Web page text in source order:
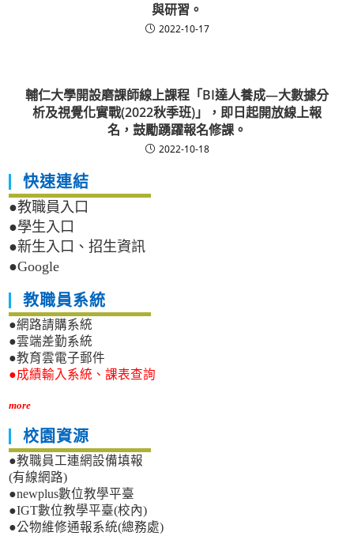
與研習。
2022-10-17
輔仁大學開設磨課師線上課程「BI達人養成―大數據分
析及視覺化實戰(2022秋季班)」，即日起開放線上報
名，鼓勵踴躍報名修課。
2022-10-18
快速連結
●教職員入口
●學生入口
●新生入口、招生資訊
●Google
教職員系統
●網路請購系統
●雲端差勤系統
●教育雲電子郵件
●成績輸入系統、課表查詢
more
校園資源
●教職員工連網設備填報
(有線網路)
●newplus數位教學平臺
●IGT數位教學平臺(校內)
●公物維修通報系統(總務處)